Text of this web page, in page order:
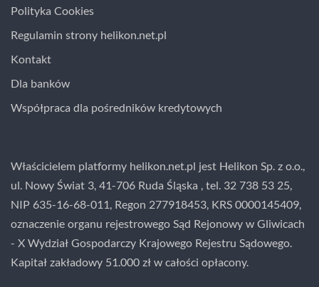
Polityka Cookies
Regulamin strony helikon.net.pl
Kontakt
Dla banków
Współpraca dla pośredników kredytowych
Właścicielem platformy helikon.net.pl jest Helikon Sp. z o.o.,
ul. Nowy Świat 3, 41-706 Ruda Śląska , tel. 32 738 53 25,
NIP 635-16-68-011, Regon 277918453, KRS 0000145409,
oznaczenie organu rejestrowego Sąd Rejonowy w Gliwicach
- X Wydział Gospodarczy Krajowego Rejestru Sądowego.
Kapitał zakładowy 51.000 zł w całości opłacony.